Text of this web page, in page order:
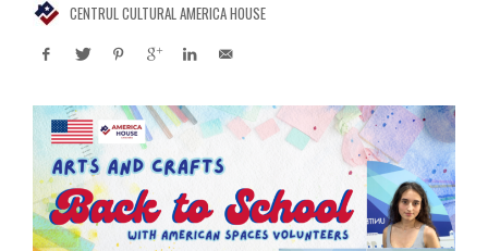
CENTRUL CULTURAL AMERICA HOUSE